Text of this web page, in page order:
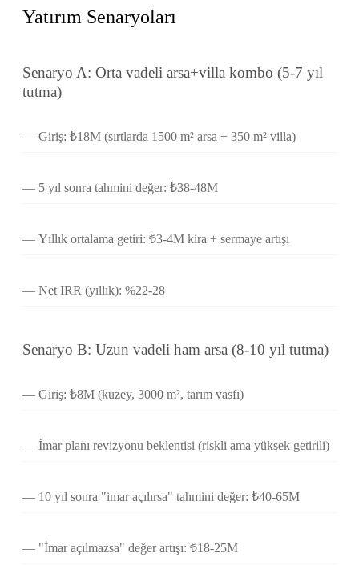
Yatırım Senaryoları
Senaryo A: Orta vadeli arsa+villa kombo (5-7 yıl
tutma)
Giriş: ₺18M (sırtlarda 1500 m² arsa + 350 m² villa)
5 yıl sonra tahmini değer: ₺38-48M
Yıllık ortalama getiri: ₺3-4M kira + sermaye artışı
Net IRR (yıllık): %22-28
Senaryo B: Uzun vadeli ham arsa (8-10 yıl tutma)
Giriş: ₺8M (kuzey, 3000 m², tarım vasfı)
İmar planı revizyonu beklentisi (riskli ama yüksek getirili)
10 yıl sonra "imar açılırsa" tahmini değer: ₺40-65M
"İmar açılmazsa" değer artışı: ₺18-25M